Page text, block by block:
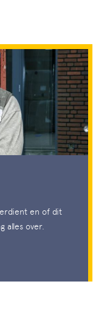
en of dit
alles over.